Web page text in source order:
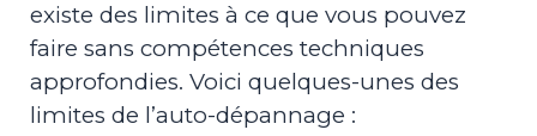
existe des limites à ce que vous pouvez
faire sans compétences techniques
approfondies. Voici quelques-unes des
limites de l’auto-dépannage :